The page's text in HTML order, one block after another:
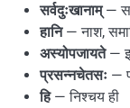
सर्वदुःखानाम्—
हानि— नाश,
अस्योपजायते—
प्रसन्नचेतसः —
हि— निश्चय ही